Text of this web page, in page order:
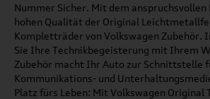
Nummer Sicher. Mit dem anspruchsvollen
hohen Qualität der Original
Kompletträder von Volkswagen Zubehör.
Sie Ihre Technikbegeisterung mit Ihrem
Zubehör macht Ihr Auto zur Schnittstelle
Kommunikations- und
Platz fürs Leben: Mit Volkswagen Original